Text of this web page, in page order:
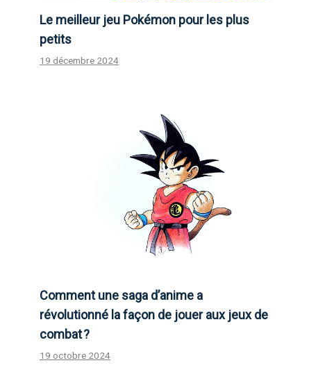
Le meilleur jeu Pokémon pour les plus
petits
19 décembre 2024
Comment une saga d’anime a
révolutionné la façon de jouer aux jeux de
combat ?
19 octobre 2024